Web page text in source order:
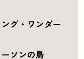
グ・ワンダー
ーソンの鳥